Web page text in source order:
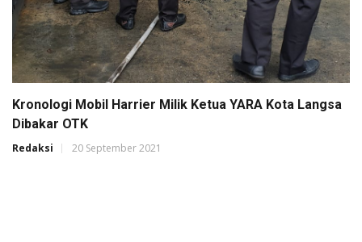
Kronologi Mobil Harrier Milik Ketua YARA Kota Langsa
Dibakar OTK
Redaksi 20 September 2021